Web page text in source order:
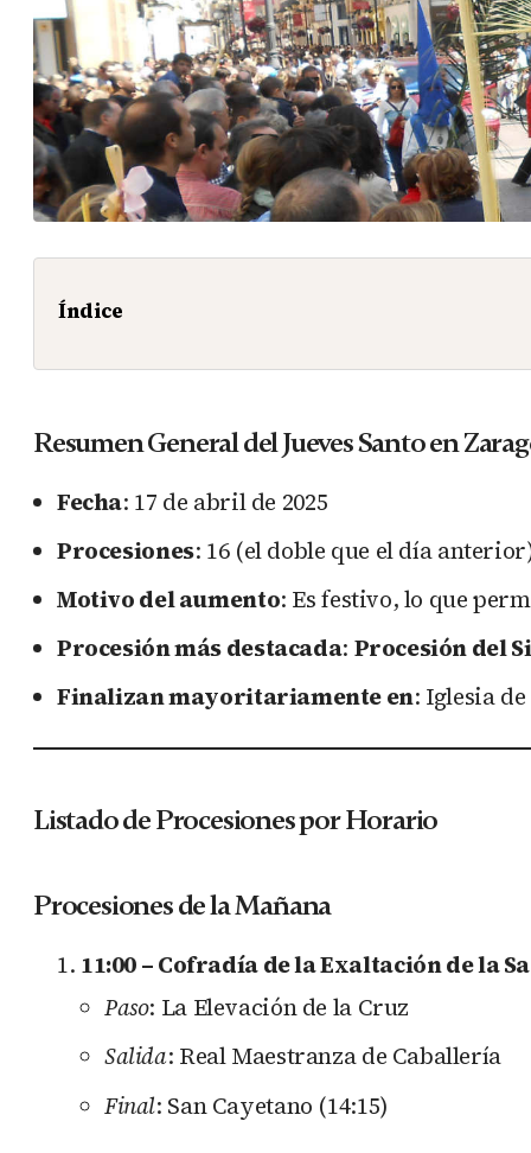
Índice
Resumen General del Jueves Santo en
Fecha: 17 de abril de 2025
Procesiones: 16 (el doble que el día
Motivo del aumento: Es festivo, lo que
Procesión más destacada: Procesión del
Finalizan mayoritariamente en: Iglesia
Listado de Procesiones por Horario
Procesiones de la Mañana
11:00 – Cofradía de la Exaltación de la
Paso: La Elevación de la Cruz
Salida: Real Maestranza de Caballería
Final: San Cayetano (14:15)